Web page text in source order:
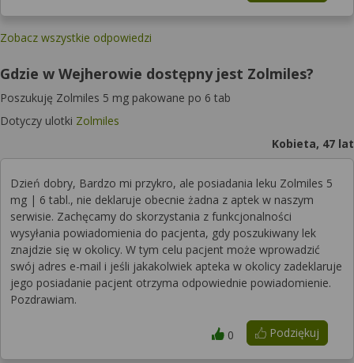
Zobacz wszystkie odpowiedzi
Gdzie w Wejherowie dostępny jest Zolmiles?
Poszukuję Zolmiles 5 mg pakowane po 6 tab
Dotyczy ulotki Zolmiles
Kobieta, 47 lat
Dzień dobry, Bardzo mi przykro, ale posiadania leku Zolmiles 5
mg | 6 tabl., nie deklaruje obecnie żadna z aptek w naszym
serwisie. Zachęcamy do skorzystania z funkcjonalności
wysyłania powiadomienia do pacjenta, gdy poszukiwany lek
znajdzie się w okolicy. W tym celu pacjent może wprowadzić
swój adres e-mail i jeśli jakakolwiek apteka w okolicy zadeklaruje
jego posiadanie pacjent otrzyma odpowiednie powiadomienie.
Pozdrawiam.
Podziękuj
0